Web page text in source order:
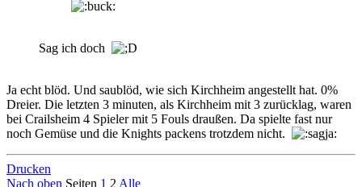
Sag ich doch
Ja echt blöd. Und saublöd, wie sich Kirchheim angestellt hat. 0%
Dreier. Die letzten 3 minuten, als Kirchheim mit 3 zurücklag, waren
bei Crailsheim 4 Spieler mit 5 Fouls draußen. Da spielte fast nur
noch Gemüse und die Knights packens trotzdem nicht.
Drucken
Nach oben Seiten 1 2 Alle